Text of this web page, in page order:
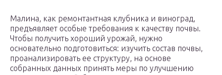
Малина, как ремонтантная клубника и виноград,
предъявляет особые требования к качеству почвы.
Чтобы получить хороший урожай, нужно
основательно подготовиться: изучить состав почвы,
проанализировать ее структуру, на основе
собранных данных принять меры по улучшению